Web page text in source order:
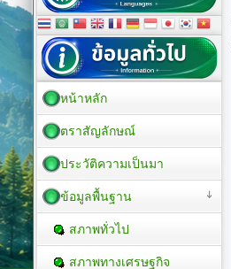
หน้าหลัก
ตราสัญลักษณ์
ประวัติความเป็นมา
ข้อมูลพื้นฐาน
สภาพทั่วไป
สภาพทางเศรษฐกิจ